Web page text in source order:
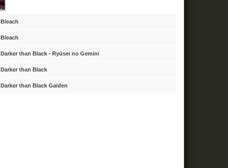
Bleach
Bleach
Darker than Black - Ryūsei no Gemini
Darker than Black
Darker than Black Gaiden